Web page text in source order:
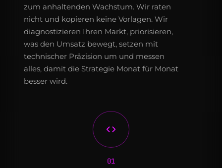
zum anhaltenden Wachstum. Wir raten
nicht und kopieren keine Vorlagen. Wir
diagnostizieren Ihren Markt, priorisieren,
was den Umsatz bewegt, setzen mit
technischer Präzision um und messen
alles, damit die Strategie Monat für Monat
besser wird.
01